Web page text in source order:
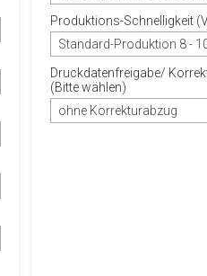
Produktions-Schnelligkeit
Standard-Produktion 8 -
Druckdatenfreigabe/
(Bitte wählen)
ohne Korrekturabzug